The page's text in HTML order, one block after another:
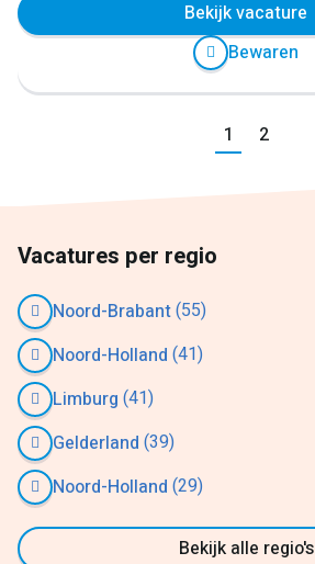
Bekijk vacature
Bewaren
Vorige
1 2
Vacatures per regio
Noord-Brabant(55)
Noord-Holland (41)
Limburg (41)
Gelderland (39)
Noord-Holland (29)
Bekijk alle regio's